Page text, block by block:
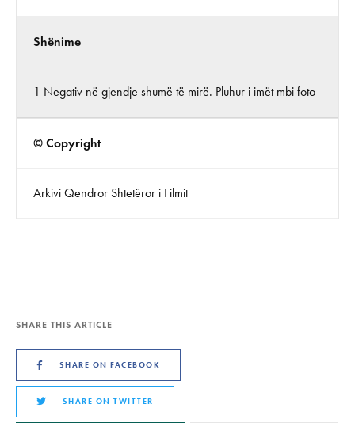
Shënime
1 Negativ në gjendje shumë të mirë. Pluhur i imët mbi foto
© Copyright
Arkivi Qendror Shtetëror i Filmit
SHARE THIS ARTICLE
SHARE ON FACEBOOK
SHARE ON TWITTER